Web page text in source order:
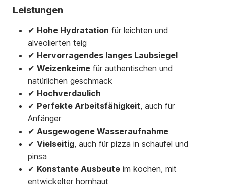
Leistungen
✔ Hohe Hydratation für leichten und
alveolierten teig
✔ Hervorragendes langes Laubsiegel
✔ Weizenkeime für authentischen und
natürlichen geschmack
✔ Hochverdaulich
✔ Perfekte Arbeitsfähigkeit, auch für
Anfänger
✔ Ausgewogene Wasseraufnahme
✔ Vielseitig, auch für pizza in schaufel und
pinsa
✔ Konstante Ausbeute im kochen, mit
entwickelter hornhaut